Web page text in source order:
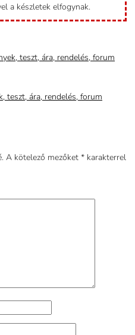
a készletek elfogynak.
teszt, ára, rendelés, forum
teszt, ára, rendelés, forum
A kötelező mezőket * karakterrel